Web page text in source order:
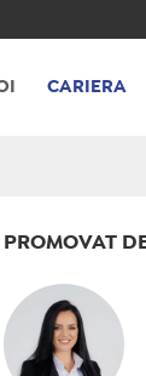
CARIERA
PROMOVAT